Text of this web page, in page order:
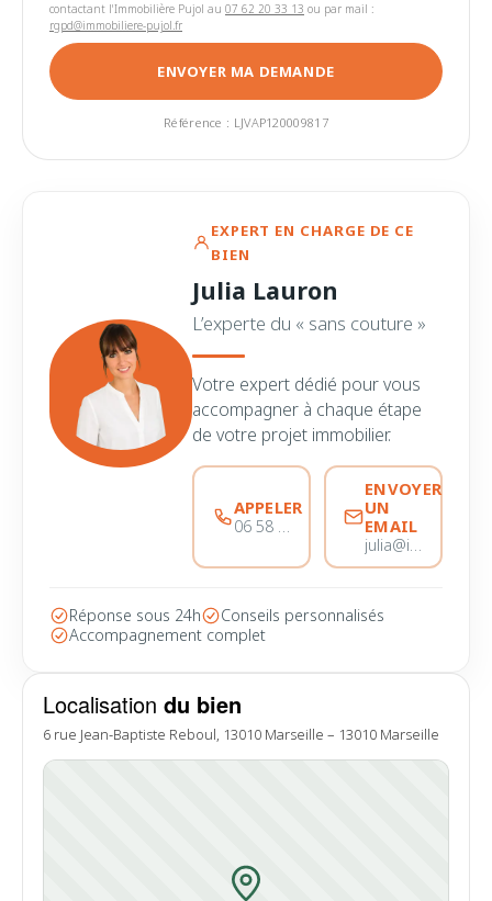
contactant l'Immobilière Pujol au 07 62 20 33 13 ou par mail :
rgpd@immobiliere-pujol.fr
ENVOYER MA DEMANDE
Référence : LJVAP120009817
Localisation du bien
6 rue Jean-Baptiste Reboul, 13010 Marseille – 13010 Marseille
EXPERT EN CHARGE DE CE
BIEN
Julia Lauron
L’experte du « sans couture »
Votre expert dédié pour vous
accompagner à chaque étape
de votre projet immobilier.
APPELER
06 58 44 28 28
ENVOYER
UN
EMAIL
julia@immobiliere-pujol.fr
Réponse sous 24h
Conseils personnalisés
Accompagnement complet